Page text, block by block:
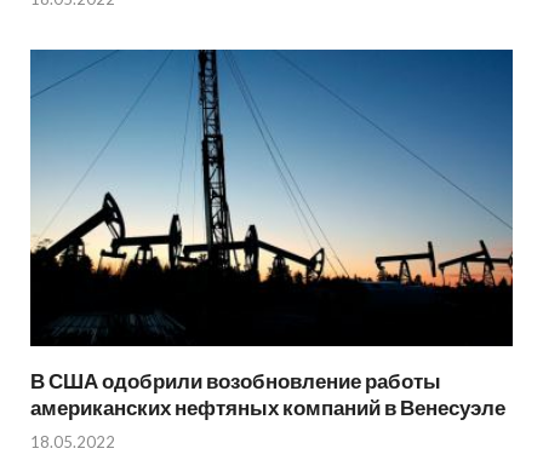
В США одобрили возобновление работы
американских нефтяных компаний в Венесуэле
18.05.2022